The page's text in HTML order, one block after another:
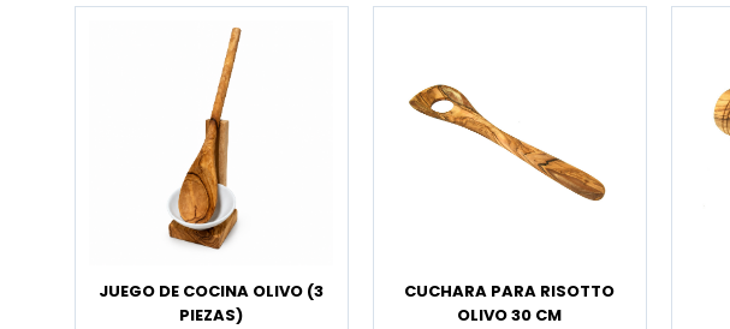
JUEGO DE COCINA OLIVO (3
PIEZAS)
CUCHARA PARA RISOTTO
OLIVO 30 CM